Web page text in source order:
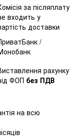
за післяплату
входить у
доставки
/
рахунку
ФОП без ПДВ
на всю